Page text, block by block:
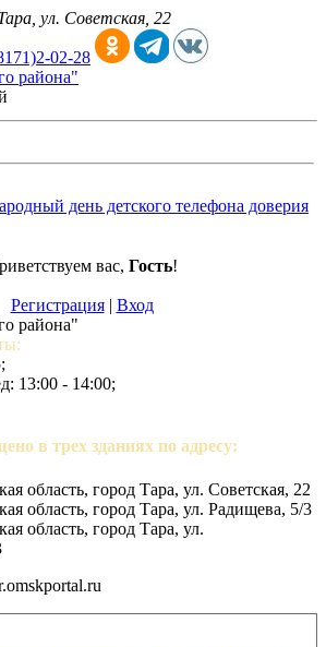
ул. Советская, 22
02-28
района"
день детского телефона доверия
вас, Гость!
Регистрация| Вход
района"
13:00 - 14:00;
в трех зданиях по адресу:
область, город Тара, ул. Советская, 22
область, город Тара, ул. Радищева, 5/3
область, город Тара, ул.